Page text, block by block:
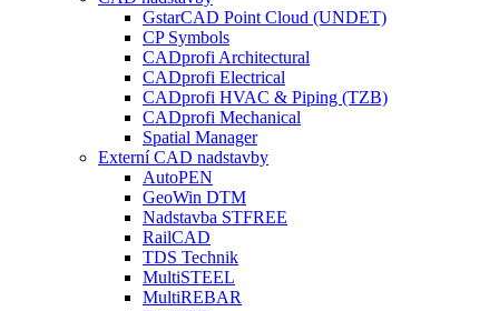
GstarCAD Point Cloud (UNDET)
CP Symbols
CADprofi Architectural
CADprofi Electrical
CADprofi HVAC & Piping (TZB)
CADprofi Mechanical
Spatial Manager
Externí CAD nadstavby
AutoPEN
GeoWin DTM
Nadstavba STFREE
RailCAD
TDS Technik
MultiSTEEL
MultiREBAR